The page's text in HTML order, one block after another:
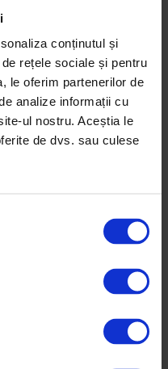
conținutul și
rețele sociale și pentru
le oferim partenerilor de
analize informații cu
ul nostru. Aceștia le
de dvs. sau culese
puterea de
spațiului
de multe ori
multe ori am avut
beneficiarul...